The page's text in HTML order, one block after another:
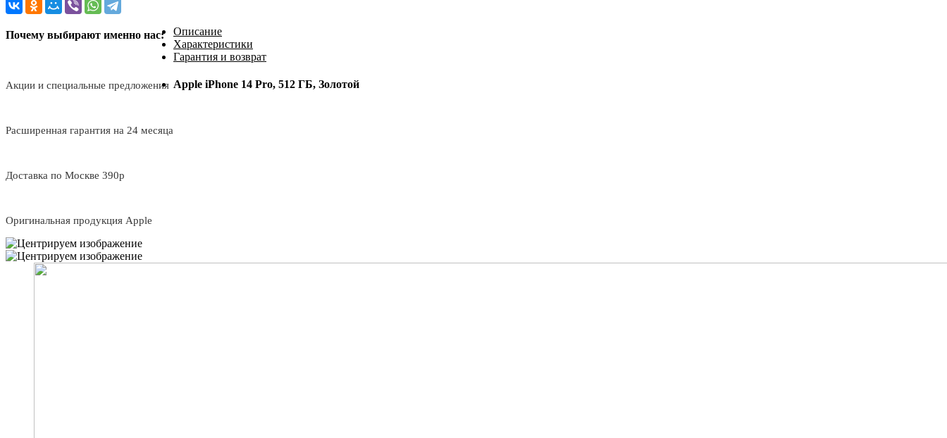
Почему выбирают именно нас:
Акции и специальные предложения
Расширенная гарантия на 24 месяца
Доставка по Москве 390р
Оригинальная продукция Apple
Описание
Характеристики
Гарантия и возврат
Apple iPhone 14 Pro, 512 ГБ, Золотой